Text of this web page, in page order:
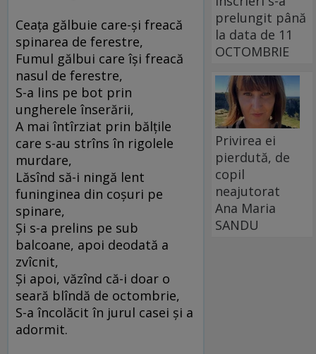
Ceaţa gălbuie care-şi freacă
spinarea de ferestre,
Fumul gălbui care îşi freacă
nasul de ferestre,
S-a lins pe bot prin
ungherele înserării,
A mai întîrziat prin bălţile
care s-au strîns în rigolele
murdare,
Lăsînd să-i ningă lent
funinginea din coşuri pe
spinare,
Şi s-a prelins pe sub
balcoane, apoi deodată a
zvîcnit,
Şi apoi, văzînd că-i doar o
seară blîndă de octombrie,
S-a încolăcit în jurul casei şi a
adormit.
prelungit până
la data de 11
OCTOMBRIE
Privirea ei
pierdută, de
copil
neajutorat
Ana Maria
SANDU